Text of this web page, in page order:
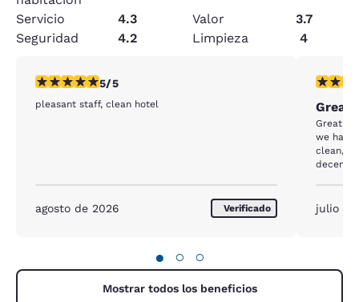
Servicio
4.3 Valor
3.7
Seguridad
4.2 Limpieza 4
calificación de 5 estrellas. Excepcional. 1 reseña
5/5
pleasant staff, clean hotel
agosto de 2026 Verificado
Great
Great
we had
clean,
decent.
julio de
● ○ ○
Mostrar todos los beneficios